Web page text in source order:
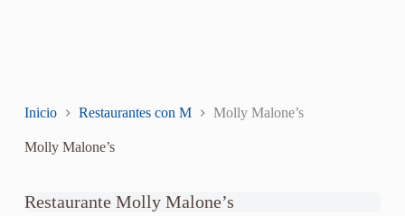
Inicio Restaurantes con M Molly Malone’s
Molly Malone’s
Restaurante Molly Malone’s